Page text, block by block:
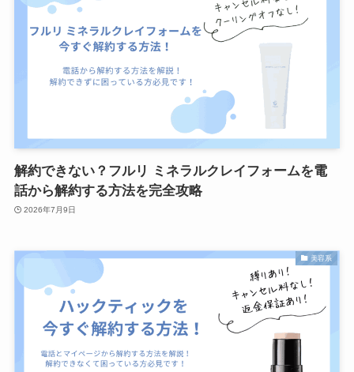
解約できない？フルリ ミネラルクレイフォームを電
話から解約する方法を完全攻略
2026年7月9日
美容系